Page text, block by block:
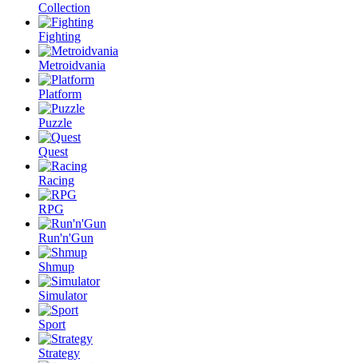
Collection
Fighting
Metroidvania
Platform
Puzzle
Quest
Racing
RPG
Run'n'Gun
Shmup
Simulator
Sport
Strategy